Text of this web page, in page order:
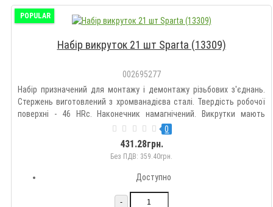
POPULAR
Набір викруток 21 шт Sparta (13309)
002695277
Набір призначений для монтажу і демонтажу різьбових з'єднань.
Стержень виготовлений з хромванадієва сталі. Твердість робочої
поверхні - 46 HRc. Наконечник намагнічений. Викрутки мають
двокомпонентну противоскользящую рукоятку ергономічної форми
з отвором для підвішування. Комплектація: викрутки з пр..
0
431.28грн.
Без ПДВ: 359.40грн.
Доступно
-